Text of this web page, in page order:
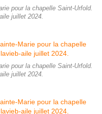
pour la chapelle Saint-Urfold.
juillet 2024.
pour la chapelle Saint-Urfold.
juillet 2024.